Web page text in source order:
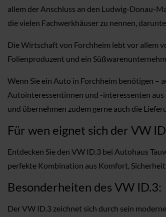
allem der Anschluss an den Ludwig-Donau-
die vielen Fachwerkhäuser zu nennen,
Die Wirtschaft von Forchheim lebt vor allem
Folienproduzent und ein
Wenn Sie ein Auto in Forchheim benötigen –
Autointeressentinnen und -interessenten aus
und übernehmen zudem gerne auch die
Für wen eignet sich der VW
Entdecken Sie den VW ID.3 bei Autohaus
perfekte Kombination aus Komfort,
Besonderheiten des VW ID.3:
Der VW ID.3 zeichnet sich durch sein